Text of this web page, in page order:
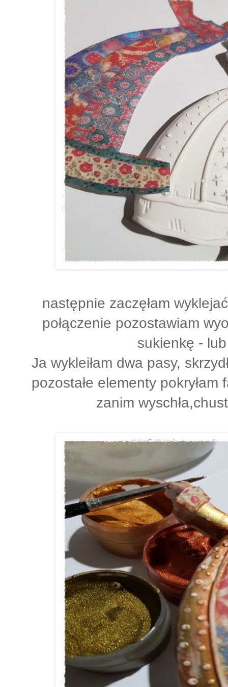
następnie zaczęłam
połączenie pozostawiam
sukienkę -
Ja wykleiłam dwa pasy,
pozostałe elementy
zanim